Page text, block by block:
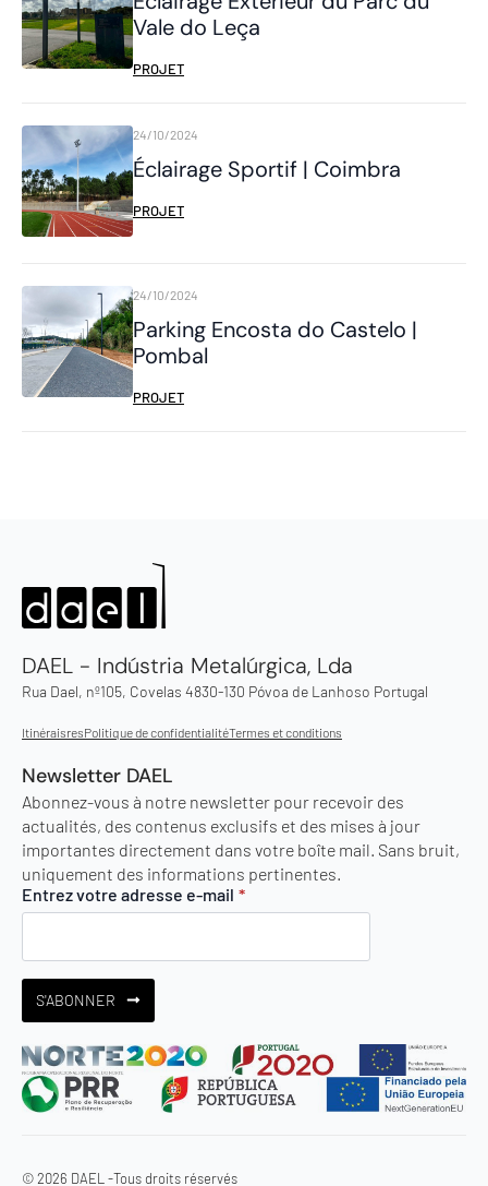
Vale do Leça
PROJET
Éclairage Sportif | Coimbra
24/10/2024
PROJET
Parking Encosta do Castelo |
Pombal
24/10/2024
PROJET
DAEL - Indústria Metalúrgica, Lda
Rua Dael, nº105, Covelas 4830-130 Póvoa de Lanhoso Portugal
ItinéraisresPolitique de confidentialitéTermes et conditions
Newsletter DAEL
Abonnez-vous à notre newsletter pour recevoir des
actualités, des contenus exclusifs et des mises à jour
importantes directement dans votre boîte mail. Sans bruit,
uniquement des informations pertinentes.
Entrez votre adresse e-mail *
S'ABONNER
© 2026 DAEL -Tous droits réservés